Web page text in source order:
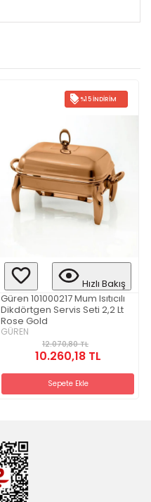
%15 İNDIRIM
Hızlı Bakış
Güren 101000217 Mum Isıtıcılı
Dikdörtgen Servis Seti 2,2 Lt
Rose Gold
GÜREN
12.070,80 TL
10.260,18 TL
Sepete Ekle